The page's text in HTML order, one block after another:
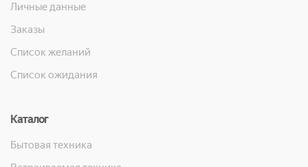
Личные данные
Заказы
Список желаний
Список ожидания
Каталог
Бытовая техника